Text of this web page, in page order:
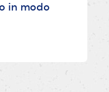
in modo